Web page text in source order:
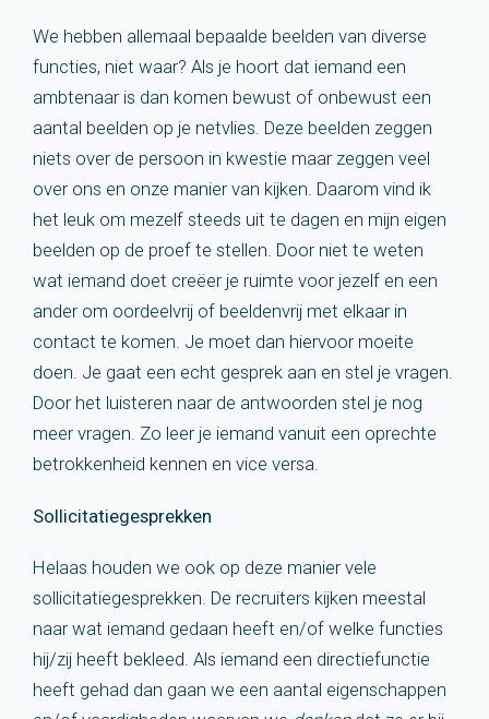
We hebben allemaal bepaalde beelden van diverse
functies, niet waar? Als je hoort dat iemand een
ambtenaar is dan komen bewust of onbewust een
aantal beelden op je netvlies. Deze beelden zeggen
niets over de persoon in kwestie maar zeggen veel
over ons en onze manier van kijken. Daarom vind ik
het leuk om mezelf steeds uit te dagen en mijn eigen
beelden op de proef te stellen. Door niet te weten
wat iemand doet creëer je ruimte voor jezelf en een
ander om oordeelvrij of beeldenvrij met elkaar in
contact te komen. Je moet dan hiervoor moeite
doen. Je gaat een echt gesprek aan en stel je vragen.
Door het luisteren naar de antwoorden stel je nog
meer vragen. Zo leer je iemand vanuit een oprechte
betrokkenheid kennen en vice versa.
Sollicitatiegesprekken
Helaas houden we ook op deze manier vele
sollicitatiegesprekken. De recruiters kijken meestal
naar wat iemand gedaan heeft en/of welke functies
hij/zij heeft bekleed. Als iemand een directiefunctie
heeft gehad dan gaan we een aantal eigenschappen